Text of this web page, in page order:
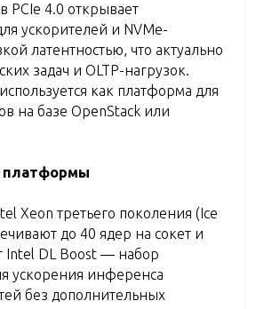
PCIe 4.0 открывает
ускорителей и NVMe-
латентностью, что актуально
задач и OLTP-нагрузок.
как платформа для
на базе OpenStack или
платформы
Xeon третьего поколения (Ice
до 40 ядер на сокет и
Intel DL Boost — набор
ускорения инференса
без дополнительных